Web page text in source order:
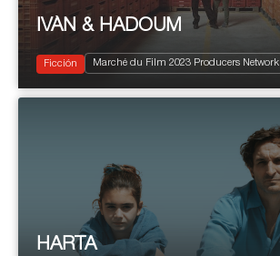
Drama
IVÁN & HADOUM
Ficción Marché du Film 2023 Producers Network
HARTA